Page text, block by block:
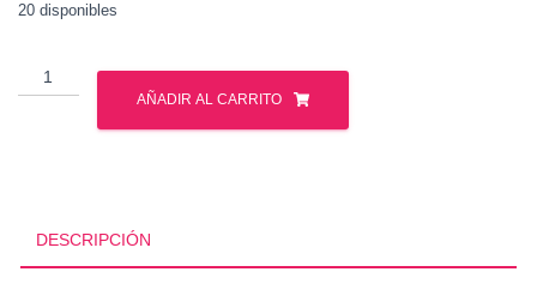
20 disponibles
Mutant
-
AÑADIR AL CARRITO
DESCRIPCIÓN